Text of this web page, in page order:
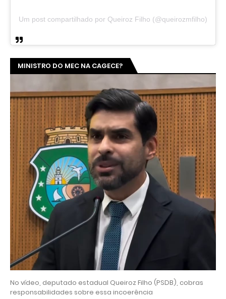
Um post compartilhado por Queiroz Filho (@queirozmfilho)
MINISTRO DO MEC NA CAGECE?
No vídeo, deputado estadual Queiroz Filho (PSDB), cobras
responsabilidades sobre essa incoerência